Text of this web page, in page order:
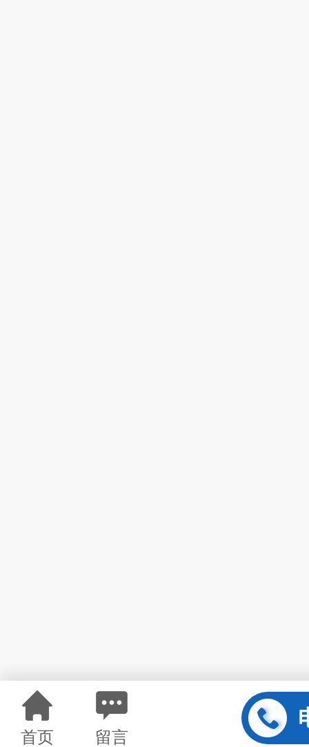
首页 留言